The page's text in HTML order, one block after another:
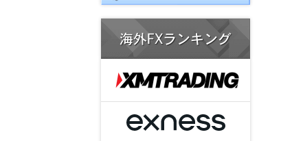
海外FXランキング